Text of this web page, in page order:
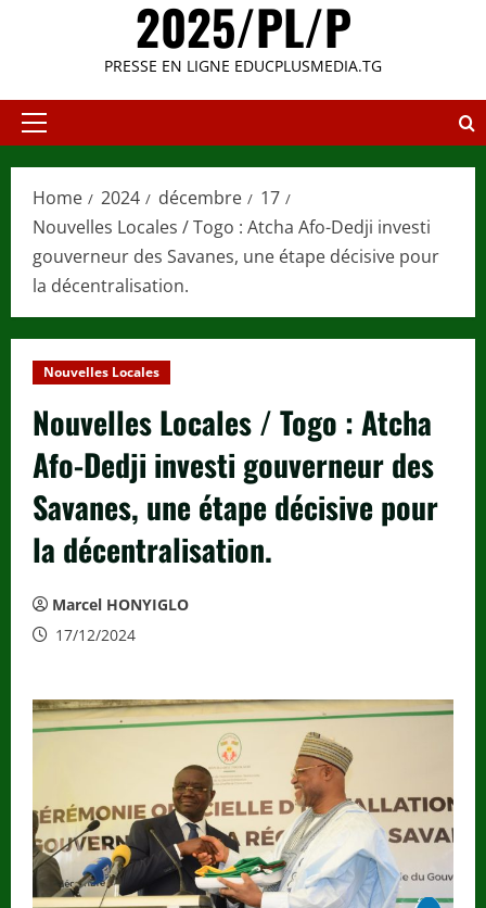
2025/PL/P
PRESSE EN LIGNE EDUCPLUSMEDIA.TG
Primary
Home 2024 décembre
17
Nouvelles Locales / Togo : Atcha Afo-Dedji investi
gouverneur des Savanes, une étape décisive pour
la décentralisation.
Nouvelles Locales
Nouvelles Locales / Togo : Atcha
Afo-Dedji investi gouverneur des
Savanes, une étape décisive pour
la décentralisation.
Marcel HONYIGLO
17/12/2024